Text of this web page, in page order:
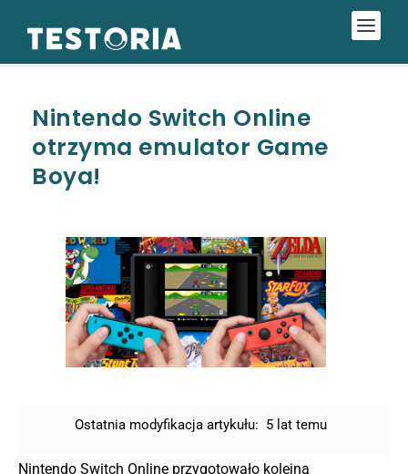
Nintendo Switch Online
otrzyma emulator Game
Boya!
Ostatnia modyfikacja artykułu: 5 lat temu
Nintendo Switch Online przygotowało kolejną